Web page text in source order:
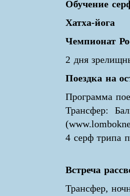
Обучение
Хатха-йога
Чемпионат
2 дня
Поездка на
Программа
Трансфер:
4 серф трипа
Встреча
Трансфер,